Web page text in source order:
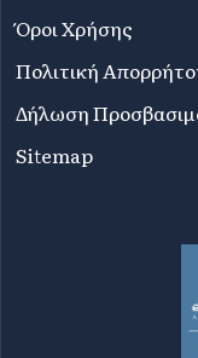
Όροι Χρήσης
Πολιτική
Δήλωση
Sitemap